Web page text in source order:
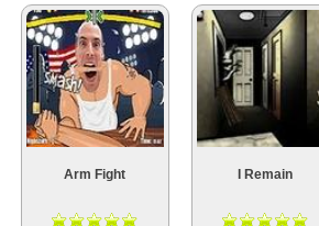
Arm Fight I Remain